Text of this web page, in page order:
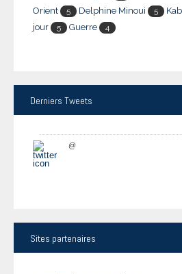
Orient
5 Delphine Minoui 5
jour
5 Guerre 4
Derniers Tweets
@
Sites partenaires